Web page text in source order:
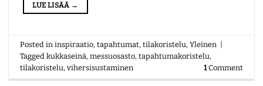
LUE LISÄÄ →
Posted ininspiraatio,tapahtumat,tilakoristelu,Yleinen
Taggedkukkaseinä,messuosasto,tapahtumakoristelu,
tilakoristelu,vihersisustaminen 1Comment